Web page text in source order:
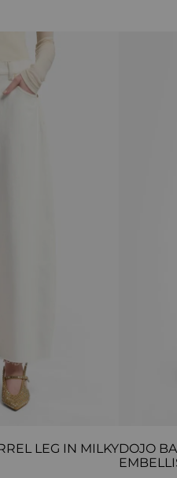
LEG IN MILKYDOJO